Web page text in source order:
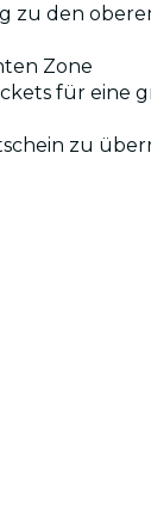
zu den
Zone
für eine
zu